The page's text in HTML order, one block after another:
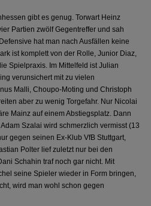
gibt es genug. Torwart Heinz
Partien zwölf Gegentreffer und sah
hat man nach Ausfällen keine
ist komplett von der Rolle, Junior Diaz,
Spielpraxis. Im Mittelfeld ist Julian
verunsichert mit zu vielen
Malli, Choupo-Moting und Christoph
aber zu wenig Torgefahr. Nur Nicolai
Mainz auf einem Abstiegsplatz. Dann
Szalai wird schmerzlich vermisst (13
gegen seinen Ex-Klub VfB Stuttgart,
Polter lief zuletzt nur bei den
Schahin traf noch gar nicht. Mit
seine Spieler wieder in Form bringen,
wird man wohl schon gegen